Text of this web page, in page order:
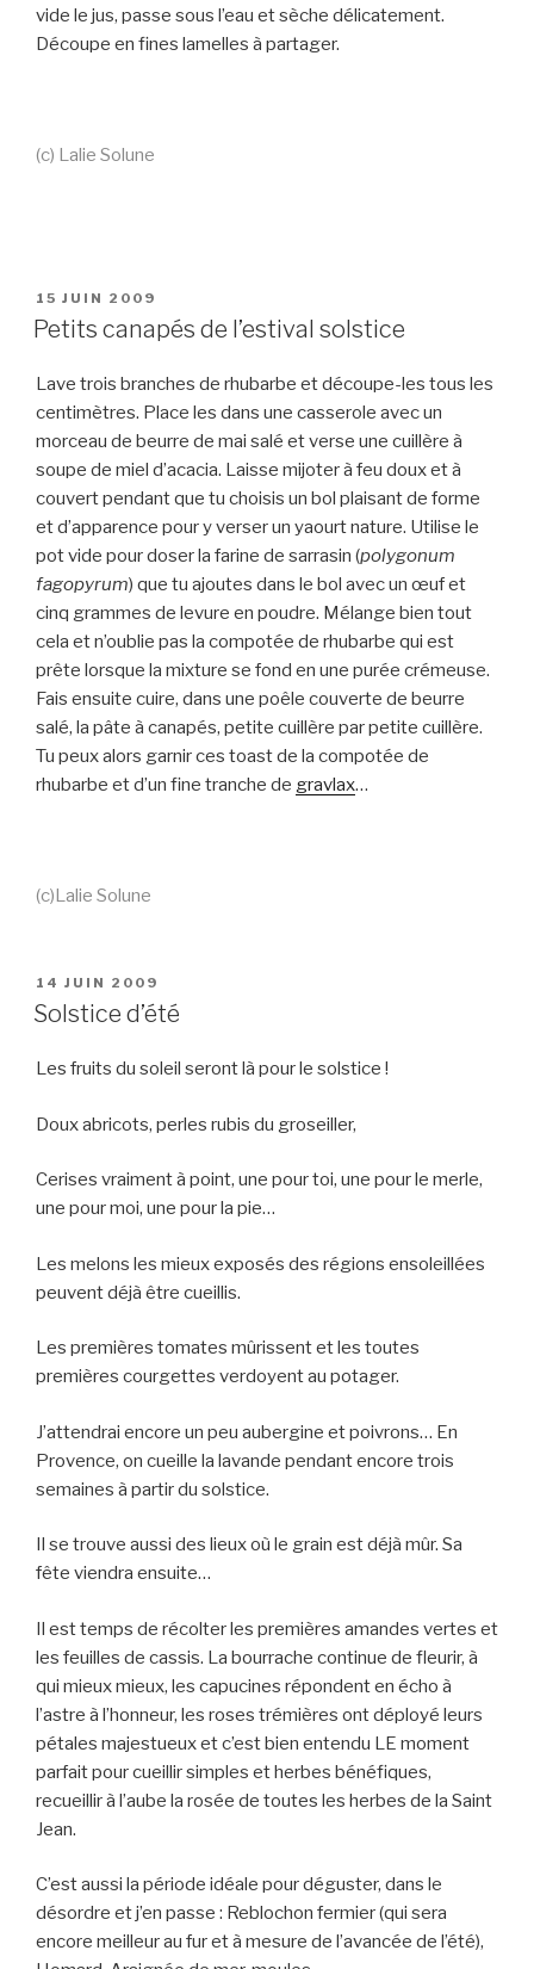
vide le jus, passe sous l’eau et sèche délicatement.
Découpe en fines lamelles à partager.
(c) Lalie Solune
PUBLIÉ
LE
15 JUIN 2009
Petits canapés de l’estival solstice
Lave trois branches de rhubarbe et découpe-les tous les
centimètres. Place les dans une casserole avec un
morceau de beurre de mai salé et verse une cuillère à
soupe de miel d’acacia. Laisse mijoter à feu doux et à
couvert pendant que tu choisis un bol plaisant de forme
et d’apparence pour y verser un yaourt nature. Utilise le
pot vide pour doser la farine de sarrasin (polygonum
fagopyrum) que tu ajoutes dans le bol avec un œuf et
cinq grammes de levure en poudre. Mélange bien tout
cela et n’oublie pas la compotée de rhubarbe qui est
prête lorsque la mixture se fond en une purée crémeuse.
Fais ensuite cuire, dans une poêle couverte de beurre
salé, la pâte à canapés, petite cuillère par petite cuillère.
Tu peux alors garnir ces toast de la compotée de
rhubarbe et d’un fine tranche de gravlax…
(c)Lalie Solune
PUBLIÉ
LE
14 JUIN 2009
Solstice d’été
Les fruits du soleil seront là pour le solstice !
Doux abricots, perles rubis du groseiller,
Cerises vraiment à point, une pour toi, une pour le merle,
une pour moi, une pour la pie…
Les melons les mieux exposés des régions ensoleillées
peuvent déjà être cueillis.
Les premières tomates mûrissent et les toutes
premières courgettes verdoyent au potager.
J’attendrai encore un peu aubergine et poivrons… En
Provence, on cueille la lavande pendant encore trois
semaines à partir du solstice.
Il se trouve aussi des lieux où le grain est déjà mûr. Sa
fête viendra ensuite…
Il est temps de récolter les premières amandes vertes et
les feuilles de cassis. La bourrache continue de fleurir, à
qui mieux mieux, les capucines répondent en écho à
l’astre à l’honneur, les roses trémières ont déployé leurs
pétales majestueux et c’est bien entendu LE moment
parfait pour cueillir simples et herbes bénéfiques,
recueillir à l’aube la rosée de toutes les herbes de la Saint
Jean.
C’est aussi la période idéale pour déguster, dans le
désordre et j’en passe : Reblochon fermier (qui sera
encore meilleur au fur et à mesure de l’avancée de l’été),